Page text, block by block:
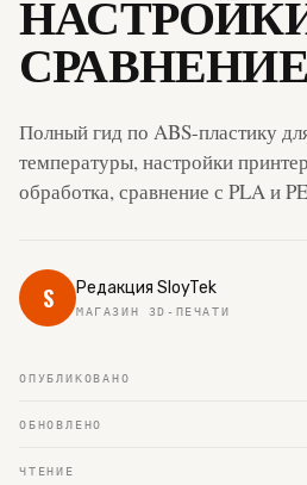
СРАВНЕНИЕ
Полный гид по ABS-пластику
температуры, настройки
обработка, сравнение с PLA и
S Редакция SloyTek
МАГАЗИН 3D-ПЕЧАТИ
ОПУБЛИКОВАНО
ОБНОВЛЕНО
ЧТЕНИЕ